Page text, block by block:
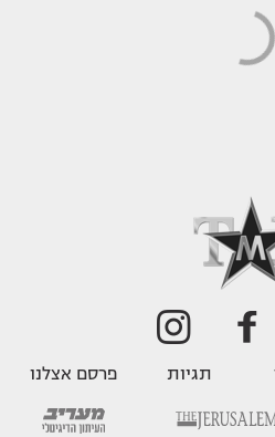
תגיות פרסם אצלנו